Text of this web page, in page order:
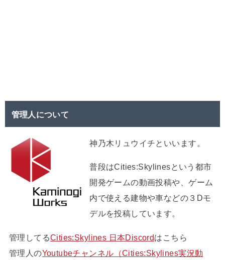
管理人について
神乃木リュウイチといいます。
普段はCities:Skylinesという都市
開発ゲームの動画投稿や、ゲーム
内で使える建物や車などの３Dモ
デルを投稿しています。
管理してるCities:Skylines 日本Discordはこちら
管理人のYoutubeチャンネル（Cities:Skylines実況動